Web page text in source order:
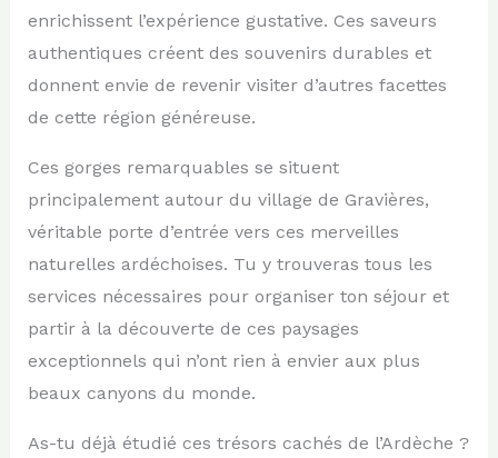
enrichissent l’expérience gustative. Ces saveurs
authentiques créent des souvenirs durables et
donnent envie de revenir visiter d’autres facettes
de cette région généreuse.
Ces gorges remarquables se situent
principalement autour du village de Gravières,
véritable porte d’entrée vers ces merveilles
naturelles ardéchoises. Tu y trouveras tous les
services nécessaires pour organiser ton séjour et
partir à la découverte de ces paysages
exceptionnels qui n’ont rien à envier aux plus
beaux canyons du monde.
As-tu déjà étudié ces trésors cachés de l’Ardèche ?